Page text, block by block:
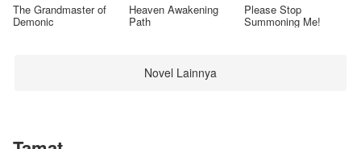
The Grandmaster of
Demonic
Heaven Awakening
Path
Please Stop
Summoning Me!
Novel Lainnya